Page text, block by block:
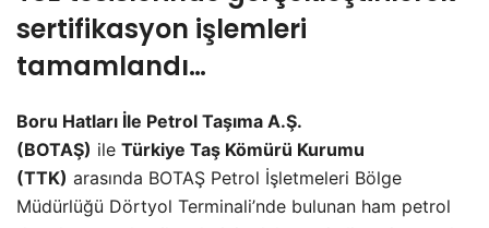
sertifikasyon işlemleri
tamamlandı…
Boru Hatları İle Petrol Taşıma A.Ş.
(BOTAŞ) ile Türkiye Taş Kömürü Kurumu
(TTK) arasında BOTAŞ Petrol İşletmeleri Bölge
Müdürlüğü Dörtyol Terminali’nde bulunan ham petrol